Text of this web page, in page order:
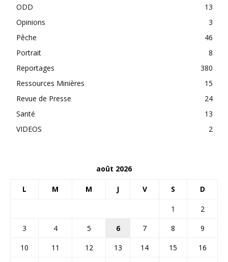
ODD
13
Opinions
3
Pêche
46
Portrait
8
Reportages
380
Ressources Minières
15
Revue de Presse
24
Santé
13
VIDEOS
2
août 2026
L M M J V S D
1
2
3
4 5 6 7 8
9
10
11 12 13 14 15
16